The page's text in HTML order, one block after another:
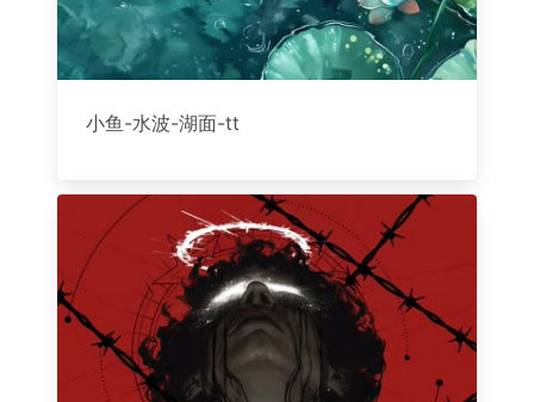
小鱼-水波-湖面-tt